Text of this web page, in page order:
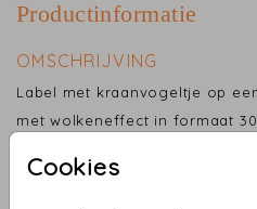
Cookies
Productinformatie
OMSCHRIJVING
Label met kraanvogeltje op
met wolkeneffect in formaat